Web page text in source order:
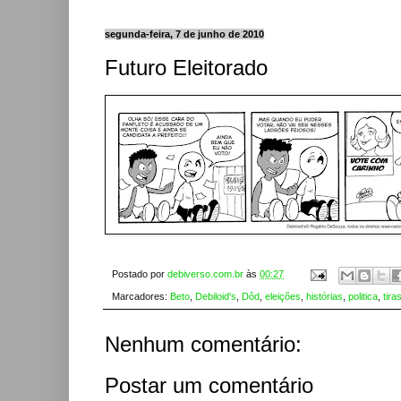
segunda-feira, 7 de junho de 2010
Futuro Eleitorado
Postado por debiverso.com.br às 00:27
Marcadores: Beto Debiloid's Dôd eleições histórias politica tiras
Nenhum comentário:
Postar um comentário